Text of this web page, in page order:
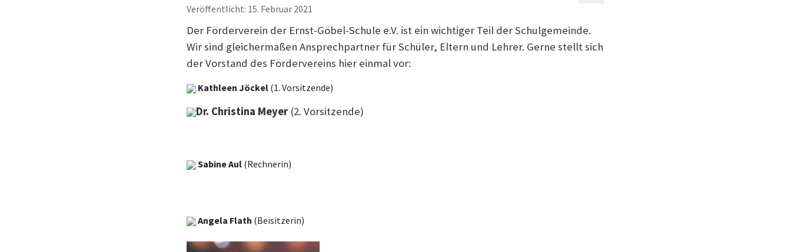
Veröffentlicht: 15. Februar 2021
Der Förderverein der Ernst-Göbel-Schule e.V. ist ein wichtiger Teil der Schulgemeinde.
Wir sind gleichermaßen Ansprechpartner für Schüler, Eltern und Lehrer. Gerne stellt sich
der Vorstand des Fördervereins hier einmal vor:
Kathleen Jöckel (1. Vorsitzende)
Dr. Christina Meyer (2. Vorsitzende)
Sabine Aul (Rechnerin)
Angela Flath (Beisitzerin)